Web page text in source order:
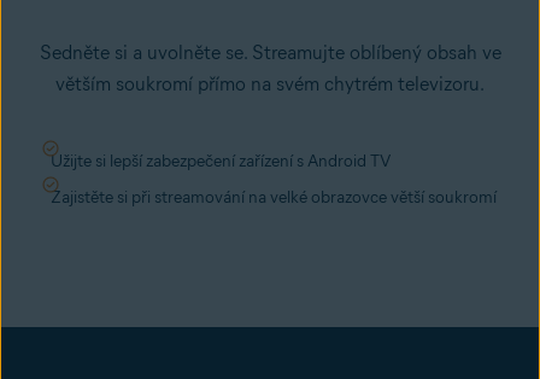
Sedněte si a uvolněte se. Streamujte oblíbený obsah ve
větším soukromí přímo na svém chytrém televizoru.
Užijte si lepší zabezpečení zařízení s Android TV
Zajistěte si při streamování na velké obrazovce větší soukromí